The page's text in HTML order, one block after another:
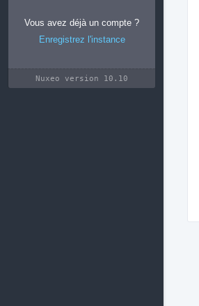
Vous avez déjà un compte ?
Enregistrez l'instance
Nuxeo version 10.10